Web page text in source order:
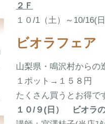
２Ｆ
１０/1（土）～10/16(
ビオラフェア
山梨県・鳴沢村からの
１ポット→１５８円
たくさん買うとお得
１０/９(日） ビオラ